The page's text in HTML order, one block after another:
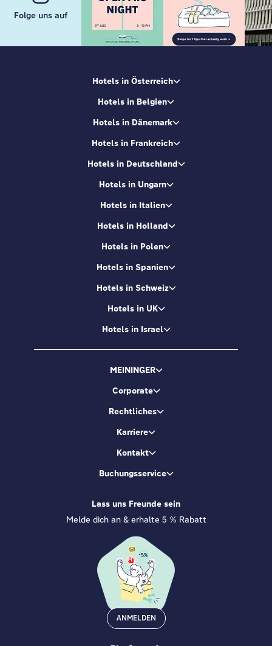
Folge uns auf
Hotels in Österreich
Hotels in Belgien
Hotels in Dänemark
Hotels in Frankreich
Hotels in Deutschland
Hotels in Ungarn
Hotels in Italien
Hotels in Holland
Hotels in Polen
Hotels in Spanien
Hotels in Schweiz
Hotels in UK
Hotels in Israel
MEININGER
Corporate
Rechtliches
Karriere
Kontakt
Buchungsservice
Lass uns Freunde sein
Melde dich an & erhalte 5 % Rabatt
ANMELDEN